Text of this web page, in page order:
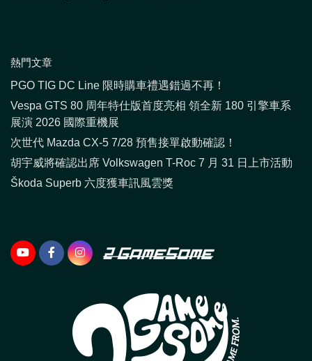
熱門文章
PGO TIG DC Line 限時購車禮遇錯過不再！
Vespa GTS 80 周年特仕版首度亮相 領全新 180 引擎車系
展演 2026 國際重機展
次世代 Mazda CX-5 7/28 預售接單啟動確認！
胡宇威將確認出席 Volkswagen T-Roc 7 月 31 日上市活動
Škoda Superb 六度獲車訊風雲獎